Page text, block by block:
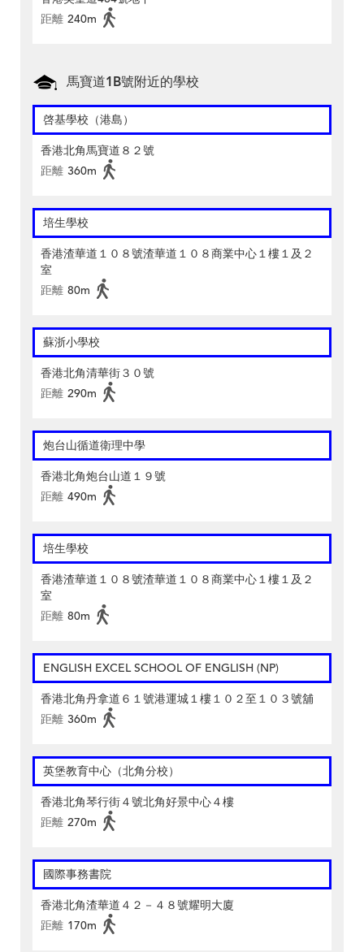
距離 240m
馬寶道1B號附近的學校
啓基學校（港島）
香港北角馬寶道８２號
距離 360m
培生學校
香港渣華道１０８號渣華道１０８商業中心１樓１及２
室
距離 80m
蘇浙小學校
香港北角清華街３０號
距離 290m
炮台山循道衛理中學
香港北角炮台山道１９號
距離 490m
培生學校
香港渣華道１０８號渣華道１０８商業中心１樓１及２
室
距離 80m
ENGLISH EXCEL SCHOOL OF ENGLISH (NP)
香港北角丹拿道６１號港運城１樓１０２至１０３號舖
距離 360m
英堡教育中心（北角分校）
香港北角琴行街４號北角好景中心４樓
距離 270m
國際事務書院
香港北角渣華道４２－４８號耀明大廈
距離 170m